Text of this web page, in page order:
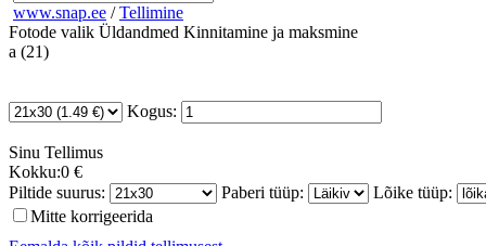
www.snap.ee / Tellimine
Fotode valik Üldandmed Kinnitamine ja maksmine
a (21)
Kogus:
Sinu Tellimus
Kokku:0 €
Piltide suurus:
Paberi tüüp:
Lõike tüüp:
Mitte korrigeerida